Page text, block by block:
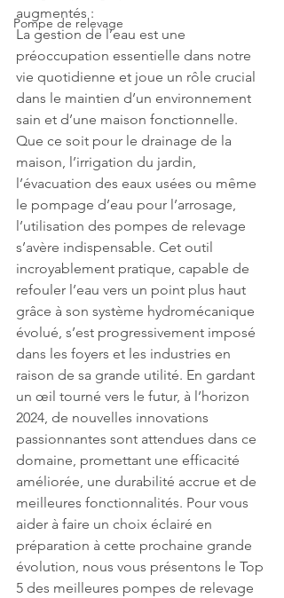
Pompe de relevage
augmentés :
La gestion de l’eau est une
préoccupation essentielle dans notre
vie quotidienne et joue un rôle crucial
dans le maintien d’un environnement
sain et d’une maison fonctionnelle.
Que ce soit pour le drainage de la
maison, l’irrigation du jardin,
l’évacuation des eaux usées ou même
le pompage d’eau pour l’arrosage,
l’utilisation des pompes de relevage
s’avère indispensable. Cet outil
incroyablement pratique, capable de
refouler l’eau vers un point plus haut
grâce à son système hydromécanique
évolué, s’est progressivement imposé
dans les foyers et les industries en
raison de sa grande utilité. En gardant
un œil tourné vers le futur, à l’horizon
2024, de nouvelles innovations
passionnantes sont attendues dans ce
domaine, promettant une efficacité
améliorée, une durabilité accrue et de
meilleures fonctionnalités. Pour vous
aider à faire un choix éclairé en
préparation à cette prochaine grande
évolution, nous vous présentons le Top
5 des meilleures pompes de relevage